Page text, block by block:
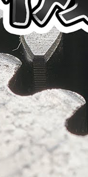
04/07 09:18
設計の基本